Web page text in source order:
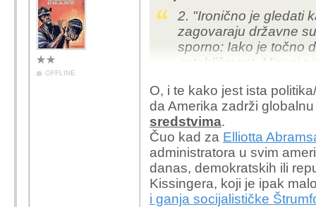
"That's why they call
be asleep to believe
OFFLINE
2. "Ironično je gledati
zagovaraju državne
sporno: Iako je točno
establišment. Mnogi
Bidenove)
republikanaca i
unutar stranke, a ne
O, i te kako jest ista
da Amerika zadrži
sredstvima.
Čuo kad za Elliotta
administratora u svim
danas, demokratskih ili
Kissingera, koji je ipak
i ganja socijalističke